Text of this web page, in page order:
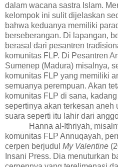
dalam wacana sastra Islam.
kelompok ini sulitdijelaskan
bahwa keduanya memiliki
berseberangan. Di lapangan,
berasal dari pesantren
komunitas FLP. Di Pesantren
Sumenep (Madura) misalnya,
komunitas FLP yang memiliki
semuanya perempuan. Akan
komunitas FLP di sana,
sepertinya akan terkesan aneh
suara seperti itu lahir dari
Hanna al-Ithriyah,
komunitas FLP Annuqayah,
cerpen berjudul My Valentine
Insani Press. Dia menuturkan